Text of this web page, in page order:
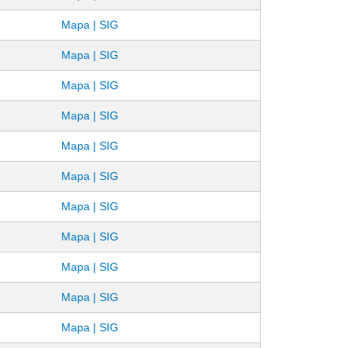
Mapa | SIG
Mapa | SIG
Mapa | SIG
Mapa | SIG
Mapa | SIG
Mapa | SIG
Mapa | SIG
Mapa | SIG
Mapa | SIG
Mapa | SIG
Mapa | SIG